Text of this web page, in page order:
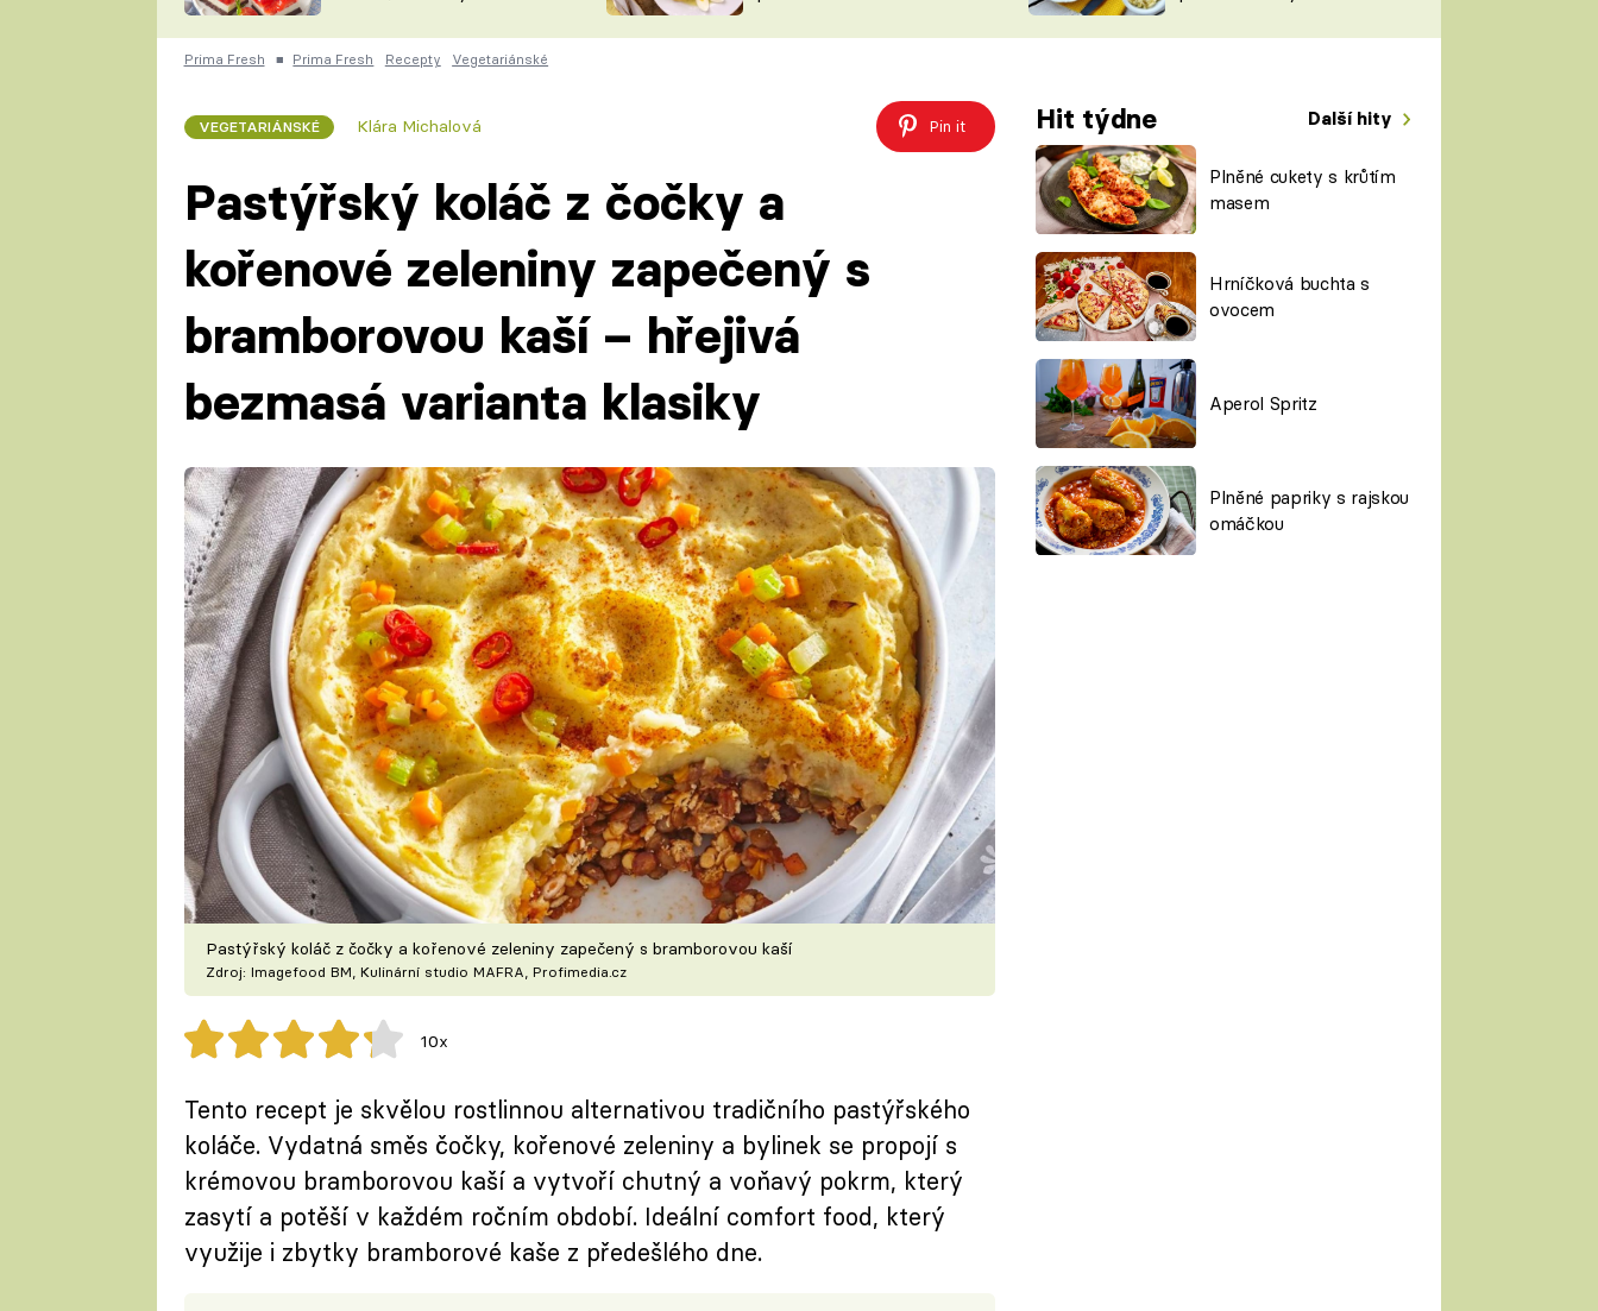
ČESKO NA TALÍŘI
KUCHAŘKA
VYCHYTÁVKY
ŠÉFREDAKTORKY
ČASOPIS
Prima Fresh ■ Prima Fresh Recepty Vegetariánské
VEGETARIÁNSKÉ Klára Michalová Pin it Hit týdne Další hity
Plněné cukety s krůtím
masem
Hrníčková buchta s
ovocem
Aperol Spritz
Plněné papriky s rajskou
omáčkou
Pastýřský koláč z čočky a
kořenové zeleniny zapečený s
bramborovou kaší – hřejivá
bezmasá varianta klasiky
Pastýřský koláč z čočky a kořenové zeleniny zapečený s bramborovou kaší
Zdroj: Imagefood BM, Kulinární studio MAFRA, Profimedia.cz
10x
Tento recept je skvělou rostlinnou alternativou tradičního pastýřského
koláče. Vydatná směs čočky, kořenové zeleniny a bylinek se propojí s
krémovou bramborovou kaší a vytvoří chutný a voňavý pokrm, který
zasytí a potěší v každém ročním období. Ideální comfort food, který
využije i zbytky bramborové kaše z předešlého dne.